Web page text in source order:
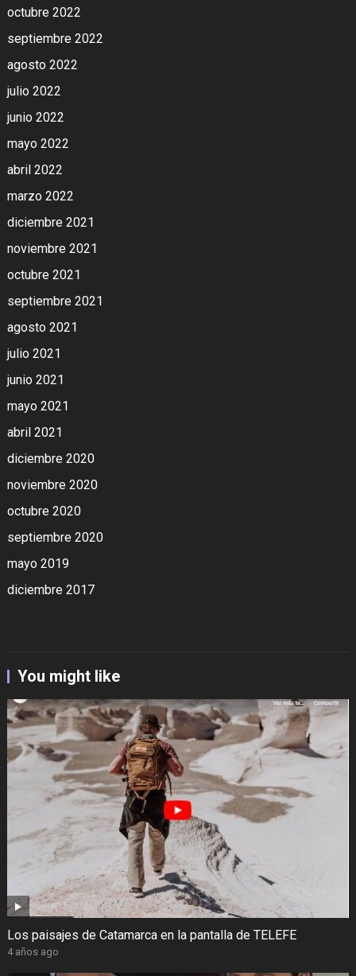
octubre 2022
septiembre 2022
agosto 2022
julio 2022
junio 2022
mayo 2022
abril 2022
marzo 2022
diciembre 2021
noviembre 2021
octubre 2021
septiembre 2021
agosto 2021
julio 2021
junio 2021
mayo 2021
abril 2021
diciembre 2020
noviembre 2020
octubre 2020
septiembre 2020
mayo 2019
diciembre 2017
You might like
Los paisajes de Catamarca en la pantalla de TELEFE
4 años ago